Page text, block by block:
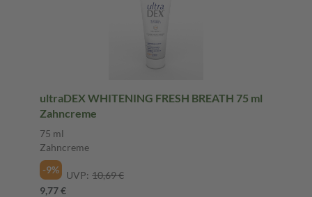
ultraDEX WHITENING FRESH BREATH 75 ml
Zahncreme
75 ml
Zahncreme
-9%
UVP: 10,69 €
9,77 €